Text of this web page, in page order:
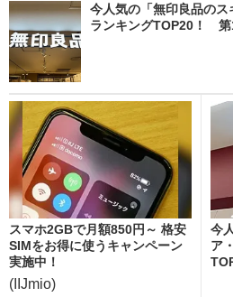
今人気の「無印良品のス
ランキングTOP20！ 第
スマホ2GBで月額850円～ 格安
SIMをお得に使うキャンペーン
実施中！
(IIJmio)
今
ア